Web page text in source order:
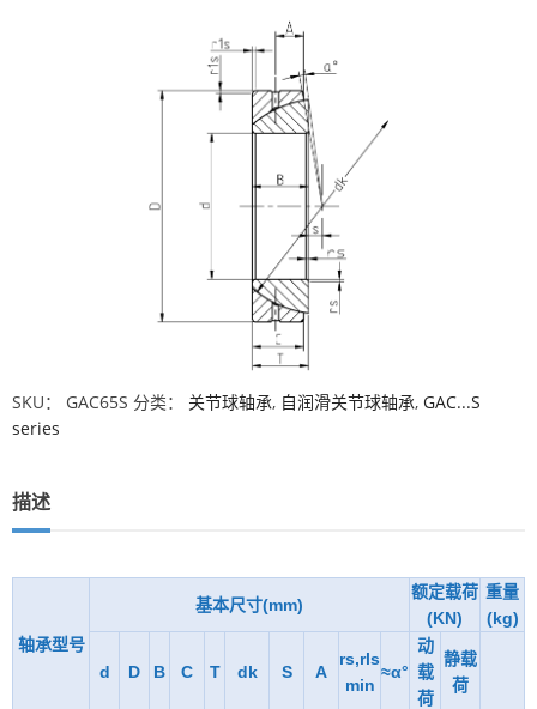
SKU： GAC65S 分类： 关节球轴承, 自润滑关节球轴承, GAC...S
series
描述
轴承型号
基本尺寸(mm)
额定载荷
(KN)
重量
(kg)
d D B C T dk S A
rs,rls
min
≈α°
动
载
荷
静载
荷